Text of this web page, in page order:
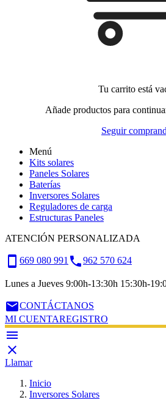
Tu carrito está
Añade productos para
Seguir
Menú
Kits solares
Paneles Solares
Baterías
Inversores Solares
Reguladores de carga
Estructuras Paneles
ATENCIÓN PERSONALIZADA
smartphone 669 080 991 call962 570 624
Lunes a Jueves 9:00h-13:30h 15:30h-
emailCONTÁCTANOS
MI CUENTAREGISTRO


Llamar
Inicio
Inversores Solares